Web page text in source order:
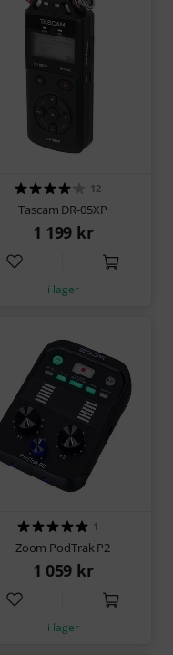
12
Tascam DR-05XP
1 199 kr
i lager
1
Zoom PodTrak P2
1 059 kr
i lager